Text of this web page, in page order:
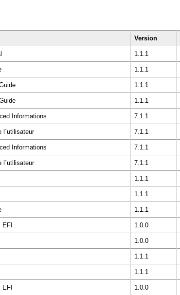
Version
1.1.1
1.1.1
1.1.1
1.1.1
Informations 7.1.1
l´utilisateur 7.1.1
Informations 7.1.1
l´utilisateur 7.1.1
1.1.1
1.1.1
1.1.1
EFI 1.0.0
1.0.0
1.1.1
1.1.1
EFI 1.0.0